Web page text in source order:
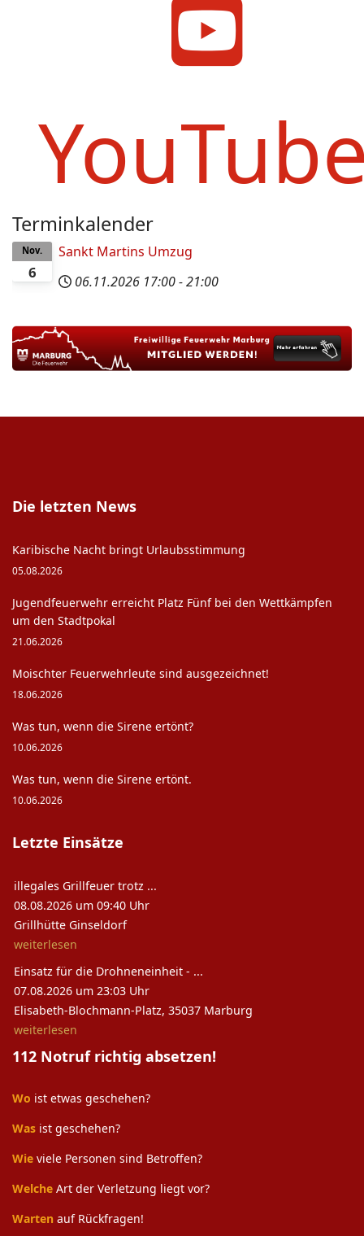
Terminkalender
6
Nov.
Sankt Martins Umzug
06.11.2026 17:00-21:00
Die letzten News
Karibische Nacht bringt Urlaubsstimmung
05.08.2026
Jugendfeuerwehr erreicht Platz Fünf bei den Wettkämpfen
um den Stadtpokal
21.06.2026
Moischter Feuerwehrleute sind ausgezeichnet!
18.06.2026
Was tun, wenn die Sirene ertönt?
10.06.2026
Was tun, wenn die Sirene ertönt.
10.06.2026
Letzte Einsätze
illegales Grillfeuer trotz ...
08.08.2026 um 09:40 Uhr
Grillhütte Ginseldorf
weiterlesen
Einsatz für die Drohneneinheit - ...
07.08.2026 um 23:03 Uhr
Elisabeth-Blochmann-Platz, 35037 Marburg
weiterlesen
112 Notruf richtig absetzen!
Wo ist etwas geschehen?
Was ist geschehen?
Wie viele Personen sind Betroffen?
Welche Art der Verletzung liegt vor?
Warten auf Rückfragen!